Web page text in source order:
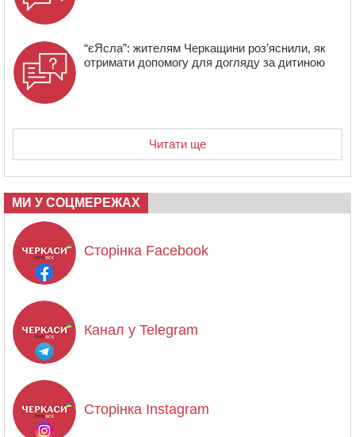
“єЯсла”: жителям Черкащини роз’яснили, як
отримати допомогу для догляду за дитиною
Читати ще
МИ У СОЦМЕРЕЖАХ
Сторінка Facebook
Канал у Telegram
Сторінка Instagram